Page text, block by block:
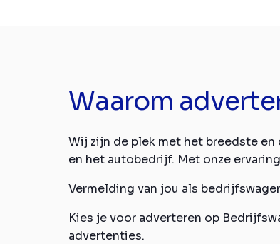
Waarom
Wij zijn de plek met het breedste
en het autobedrijf. Met onze
Vermelding van jou als
Kies je voor adverteren op
advertenties.